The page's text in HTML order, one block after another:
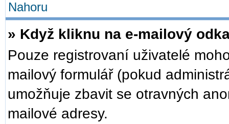
Nahoru
» Když kliknu na e-mailový
Pouze registrovaní uživatelé
mailový formulář (pokud
umožňuje zbavit se otravných
mailové adresy.